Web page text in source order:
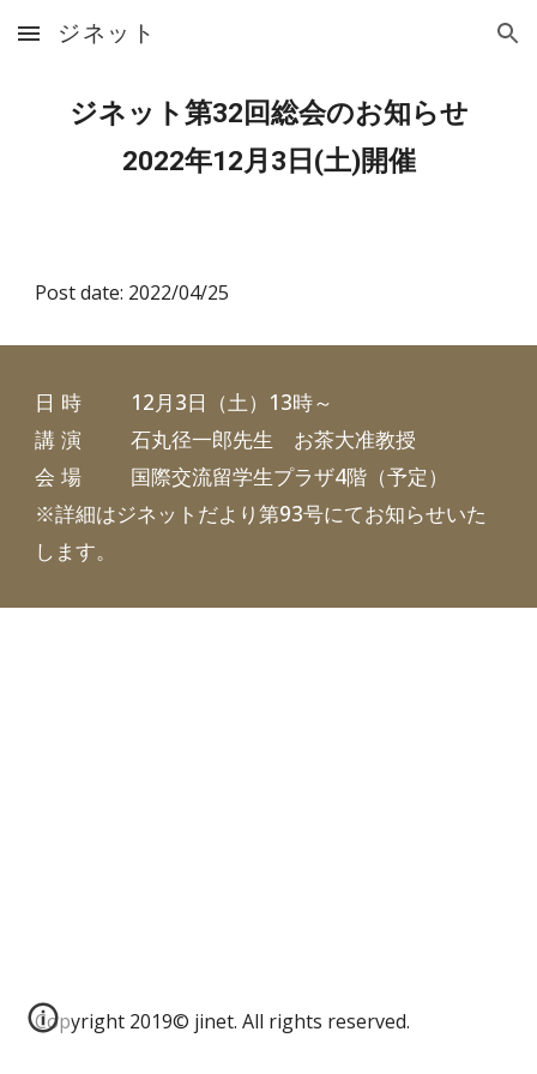
Skip to main content Skip to navigation
ジネット
ジネット第32回総会のお知らせ
2022年12月3日(土)開催
Post date: 2022/04/25
日 時
12月3日（土）13時～
講 演
石丸径一郎先生 お茶大准教授
会 場
国際交流留学生プラザ4階（予定）
※詳細はジネットだより第93号にてお知らせいた
します。
Copyright 2019© jinet. All rights reserved.